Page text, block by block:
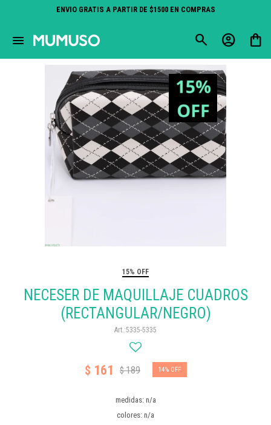
ENVIO GRATIS A PARTIR DE $1500 EN COMPRAS
menu
15% OFF
NECESER DE MAQUILLAJE CUADROS
(RECTANGULAR/NEGRO)
5335-5335
$ 161 $189 14
medidas: n/a
colores: n/a
close